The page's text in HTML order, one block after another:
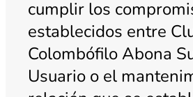
cumplir los
establecidos entre
Colombófilo Abona
Usuario o el